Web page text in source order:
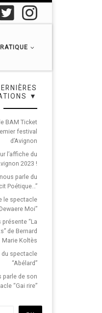
▼
BAM Ticket
festival
d’Avignon
l’affiche du
2023 !
parle du
Poétique…”
le spectacle
Moi”
“La
de Bernard
Marie Koltès
du spectacle
“Abélard”
parle de son
“Gai rire”